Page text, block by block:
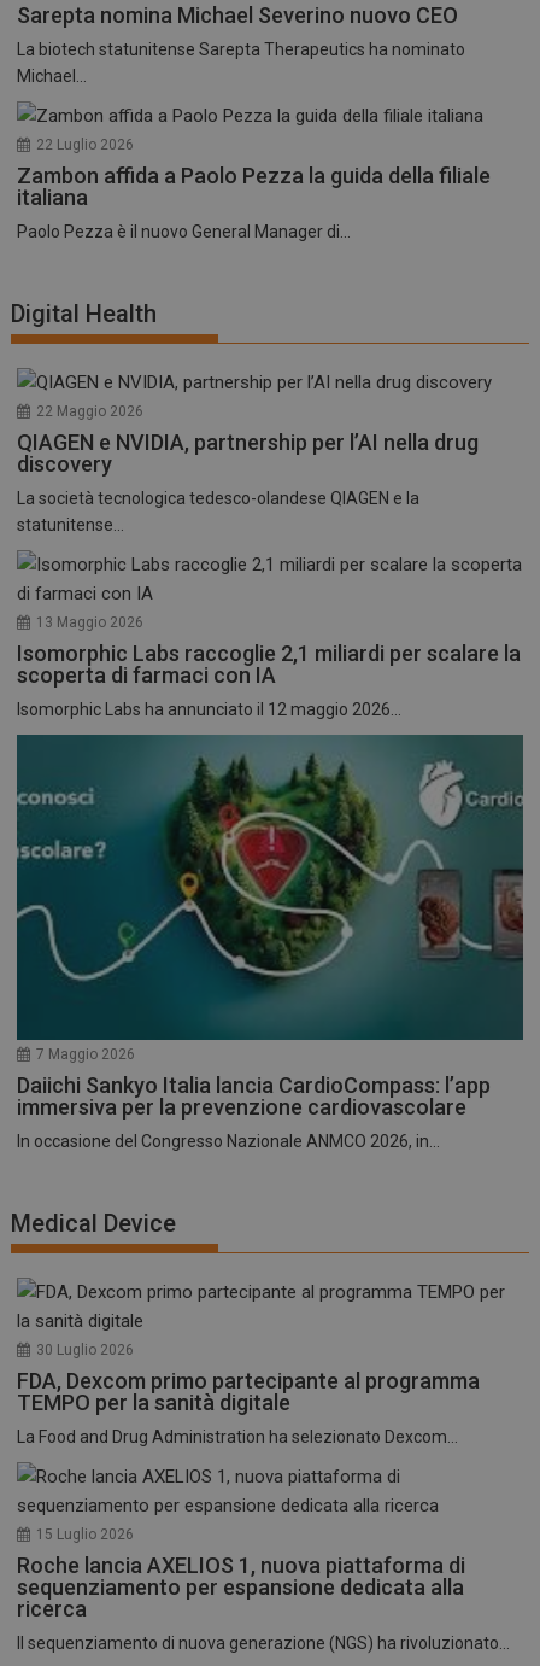
Sarepta nomina Michael Severino nuovo CEO
La biotech statunitense Sarepta Therapeutics ha nominato
Michael...
22 Luglio 2026
Zambon affida a Paolo Pezza la guida della filiale
italiana
Paolo Pezza è il nuovo General Manager di...
Digital Health
22 Maggio 2026
QIAGEN e NVIDIA, partnership per l’AI nella drug
discovery
La società tecnologica tedesco-olandese QIAGEN e la
statunitense...
13 Maggio 2026
Isomorphic Labs raccoglie 2,1 miliardi per scalare la
scoperta di farmaci con IA
Isomorphic Labs ha annunciato il 12 maggio 2026...
7 Maggio 2026
Daiichi Sankyo Italia lancia CardioCompass: l’app
immersiva per la prevenzione cardiovascolare
In occasione del Congresso Nazionale ANMCO 2026, in...
Medical Device
30 Luglio 2026
FDA, Dexcom primo partecipante al programma
TEMPO per la sanità digitale
La Food and Drug Administration ha selezionato Dexcom...
15 Luglio 2026
Roche lancia AXELIOS 1, nuova piattaforma di
sequenziamento per espansione dedicata alla
ricerca
Il sequenziamento di nuova generazione (NGS) ha rivoluzionato...